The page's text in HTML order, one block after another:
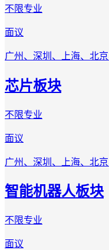
不限专业
面议
广州、深圳、上海、北
芯片板块
不限专业
面议
广州、深圳、上海、北
智能机器人板块
不限专业
面议